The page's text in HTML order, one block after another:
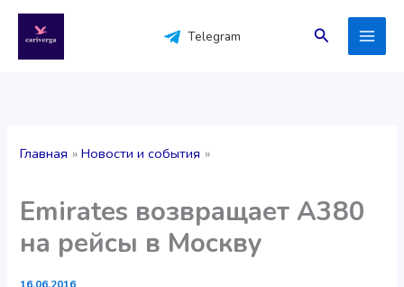
содержимому
Telegram Поиск
Главная Новости и события
Emirates возвращает А380
на рейсы в Москву